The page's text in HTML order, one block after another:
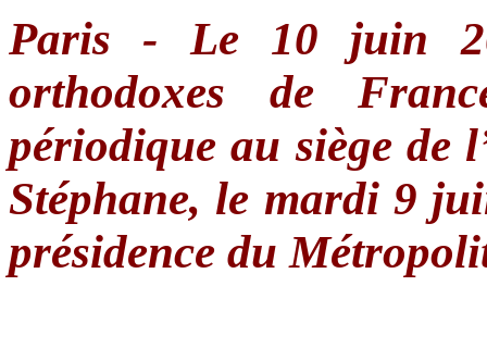
Paris - Le 10 juin
orthodoxes de
périodique au siège de
Stéphane, le mardi 9
présidence du